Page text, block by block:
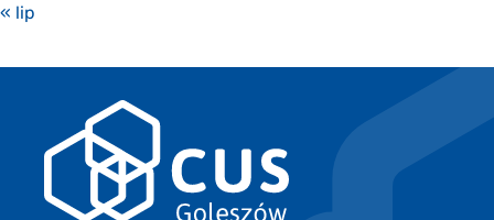
« lip